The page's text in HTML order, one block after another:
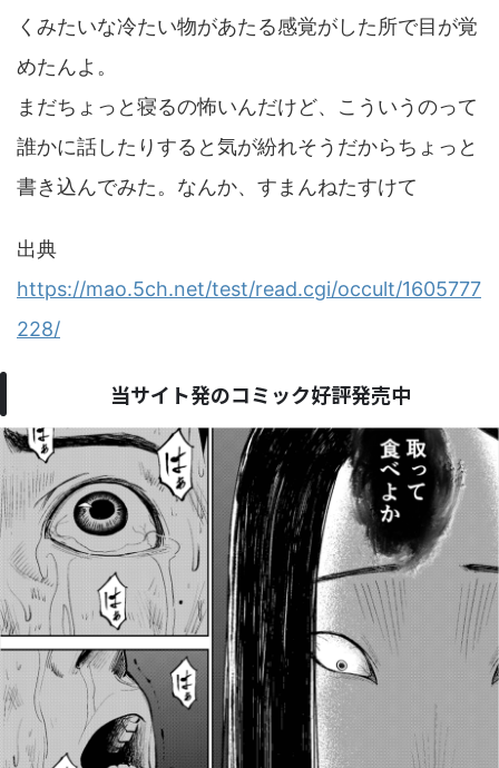
くみたいな冷たい物があたる感覚がした所で目が覚
めたんよ。
まだちょっと寝るの怖いんだけど、こういうのって
誰かに話したりすると気が紛れそうだからちょっと
書き込んでみた。なんか、すまんねたすけて
出典
https://mao.5ch.net/test/read.cgi/occult/1605777
228/
当サイト発のコミック好評発売中